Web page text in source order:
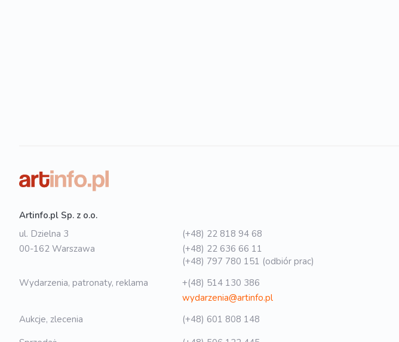
Artinfo.pl Sp. z o.o.
ul. Dzielna 3
00-162 Warszawa
(+48) 22 818 94 68
(+48) 22 636 66 11
(+48) 797 780 151 (odbiór prac)
Wydarzenia, patronaty, reklama
+(48) 514 130 386
wydarzenia@artinfo.pl
Aukcje, zlecenia
(+48) 601 808 148